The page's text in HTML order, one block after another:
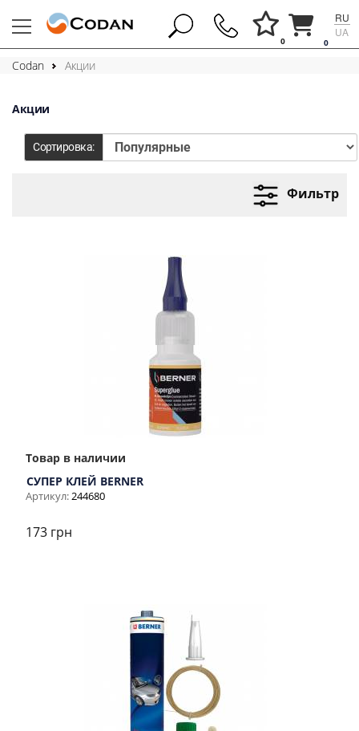
0
0
RU
UA
Codan Акции
Акции
Сортировка:
Фильтр
Товар в наличии
СУПЕР КЛЕЙ BERNER
Артикул:244680
173 грн